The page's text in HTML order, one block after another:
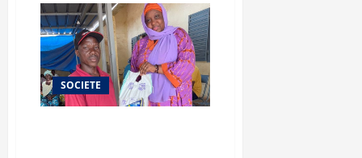
Brèves
du
mardi
17
mars
2026
SOCIETE